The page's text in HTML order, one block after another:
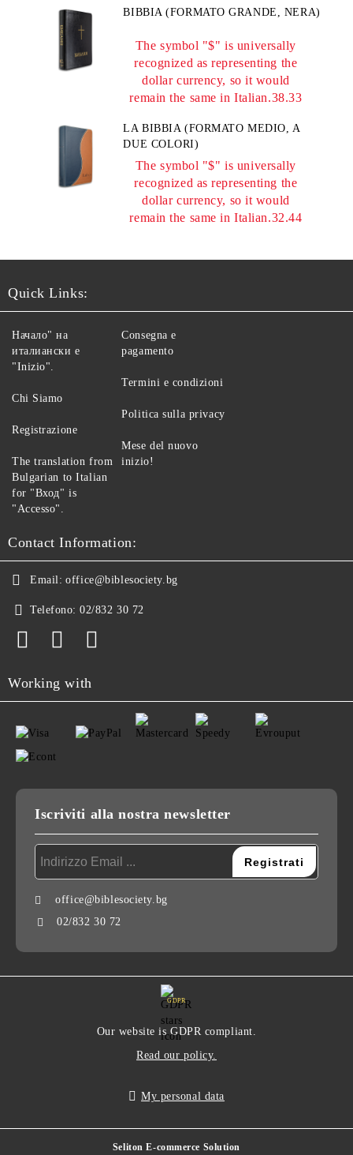
BIBBIA (FORMATO GRANDE, NERA)
The symbol "$" is universally
recognized as representing the
dollar currency, so it would
remain the same in Italian.38.33
LA BIBBIA (FORMATO MEDIO, A
DUE COLORI)
The symbol "$" is universally
recognized as representing the
dollar currency, so it would
remain the same in Italian.32.44
Quick Links:
Начало" на
италиански е
"Inizio".
Chi Siamo
Registrazione
The translation from
Bulgarian to Italian
for "Вход" is
"Accesso".
Consegna e
pagamento
Termini e condizioni
Politica sulla privacy
Mese del nuovo
inizio!
Contact Information:
Email: office@biblesociety.bg
Telefono: 02/832 30 72
Working with
Iscriviti alla nostra newsletter
office@biblesociety.bg
02/832 30 72
GDPR
Our website is GDPR compliant.
Read our policy.
My personal data
Seliton E-commerce Solution